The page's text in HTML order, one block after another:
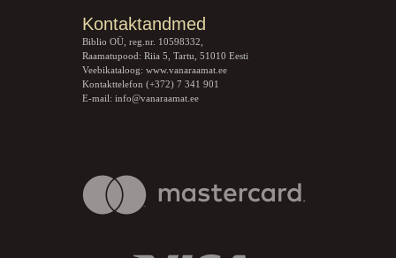
Kontaktandmed
Biblio OÜ, reg.nr. 10598332,
Raamatupood: Riia 5, Tartu, 51010 Eesti
Veebikataloog: www.vanaraamat.ee
Kontakttelefon (+372) 7 341 901
E-mail: info@vanaraamat.ee